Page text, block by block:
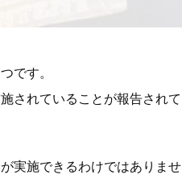
です。
されていることが報告されて
実施できるわけではありませ